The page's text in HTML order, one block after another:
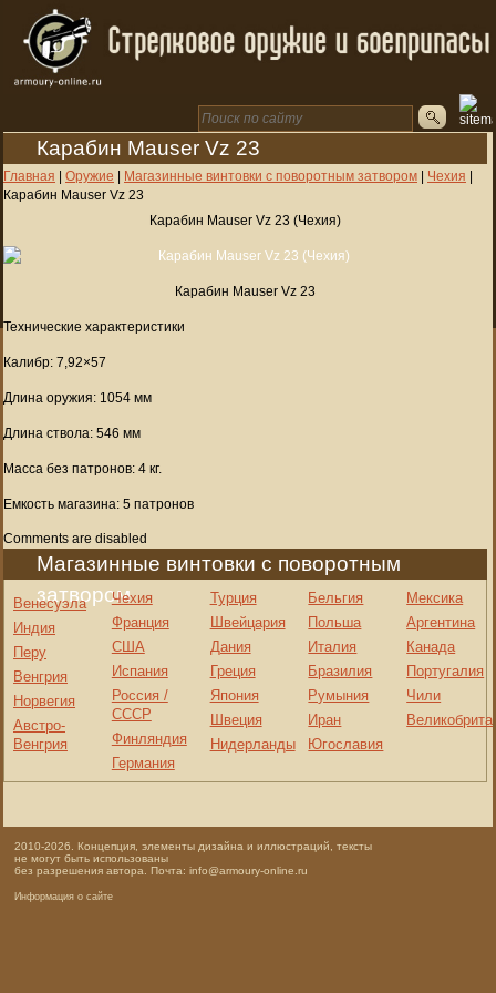
Карабин Mauser Vz 23
Главная | Оружие | Магазинные винтовки с поворотным затвором | Чехия |
Карабин Mauser Vz 23
Карабин Mauser Vz 23 (Чехия)
Карабин Mauser Vz 23
Технические характеристики
Калибр: 7,92×57
Длина оружия: 1054 мм
Длина ствола: 546 мм
Масса без патронов: 4 кг.
Емкость магазина: 5 патронов
Comments are disabled
Магазинные винтовки с поворотным
затвором
Венесуэла
Индия
Перу
Венгрия
Норвегия
Австро-
Венгрия
Чехия
Франция
США
Испания
Россия /
СССР
Финляндия
Германия
Турция
Швейцария
Дания
Греция
Япония
Швеция
Нидерланды
Бельгия
Польша
Италия
Бразилия
Румыния
Иран
Югославия
Мексика
Аргентина
Канада
Португалия
Чили
2010-2026. Концепция, элементы дизайна и иллюстраций, тексты
не могут быть использованы
без разрешения автора. Почта: info@armoury-online.ru
Информация о сайте